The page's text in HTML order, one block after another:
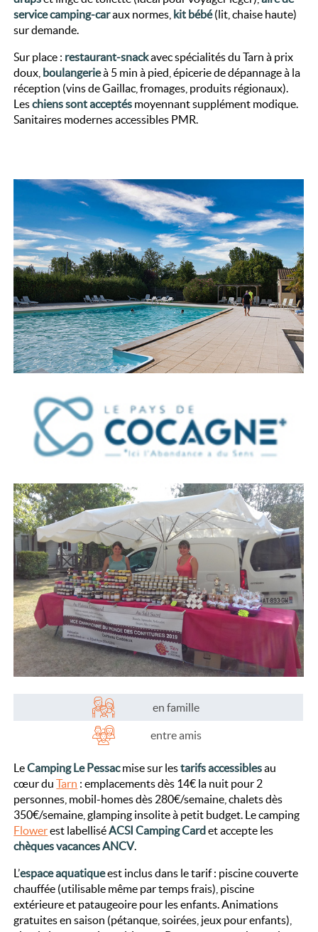
service camping-caraux normes, kit bébé(lit, chaise haute)
sur demande.
Sur place : restaurant-snackavec spécialités du Tarn à prix
doux, boulangerieà 5 min à pied, épicerie de dépannage à la
réception (vins de Gaillac, fromages, produits régionaux).
Leschiens sont acceptés moyennant supplément modique.
Sanitaires modernes accessibles PMR.
en famille
entre amis
LeCamping Le Pessacmise sur lestarifs accessiblesau
cœur duTarn : emplacements dès 14€ la nuit pour 2
personnes, mobil-homes dès 280€/semaine, chalets dès
350€/semaine, glamping insolite à petit budget. Le camping
Flowerest labelliséACSI Camping Cardet accepte les
chèques vacances ANCV.
L’espace aquatiqueest inclus dans le tarif : piscine couverte
chauffée (utilisable même par temps frais), piscine
extérieure et pataugeoire pour les enfants. Animations
gratuites en saison (pétanque, soirées, jeux pour enfants),